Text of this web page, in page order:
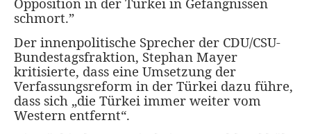
schmort.”
Der innenpolitische Sprecher der CDU/CSU-
Bundestagsfraktion, Stephan Mayer
kritisierte, dass eine Umsetzung der
Verfassungsreform in der Türkei dazu führe,
dass sich „die Türkei immer weiter vom
Western entfernt“.